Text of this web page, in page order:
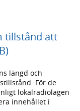
tillstånd att
längd och
För de
lokalradiolagen
innehållet i